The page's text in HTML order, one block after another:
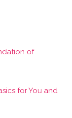
of
for You and